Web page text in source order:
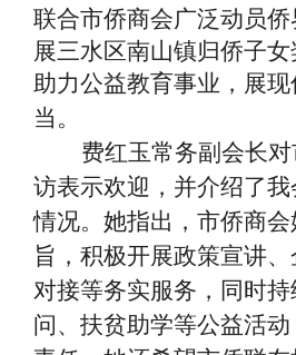
联合市侨商会广泛动员侨
展三水区南山镇归侨子
助力公益教育事业，展现
当。
费红玉常务副会长
访表示欢迎，并介绍了
情况。她指出，市侨商
旨，积极开展政策宣讲
对接等务实服务，同时
问、扶贫助学等公益活